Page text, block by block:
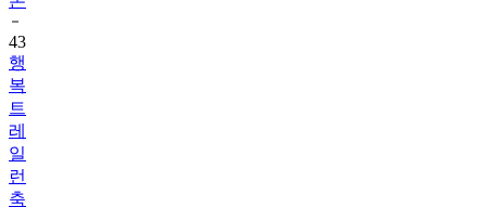
43
행
복
트
레
일
런
축